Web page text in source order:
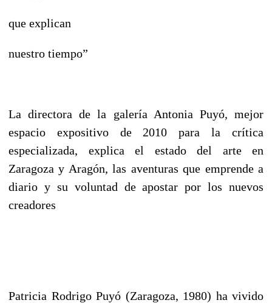
que explican
nuestro tiempo”
La directora de la galería Antonia Puyó, mejor
espacio expositivo de 2010 para la crítica
especializada, explica el estado del arte en
Zaragoza y Aragón, las aventuras que emprende a
diario y su voluntad de apostar por los nuevos
creadores
Patricia Rodrigo Puyó (Zaragoza, 1980) ha vivido